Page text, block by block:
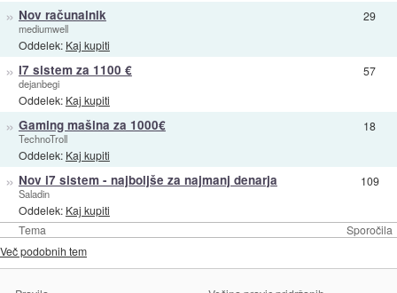
Tema Sporočila
» Nov računalnik
mediumwell
Oddelek: Kaj kupiti
29
» I7 sistem za 1100 €
dejanbegi
Oddelek: Kaj kupiti
57
» Gaming mašina za 1000€
TechnoTroll
Oddelek: Kaj kupiti
18
» Nov i7 sistem - najboljše za najmanj denarja
Saladin
Oddelek: Kaj kupiti
109
Več podobnih tem